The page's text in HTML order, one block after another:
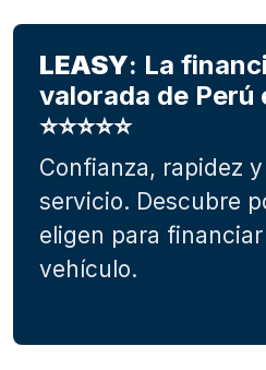
LEASY: La
valorada de Perú
⭐⭐⭐⭐⭐
Confianza, rapidez
servicio. Descubre
eligen para
vehículo.